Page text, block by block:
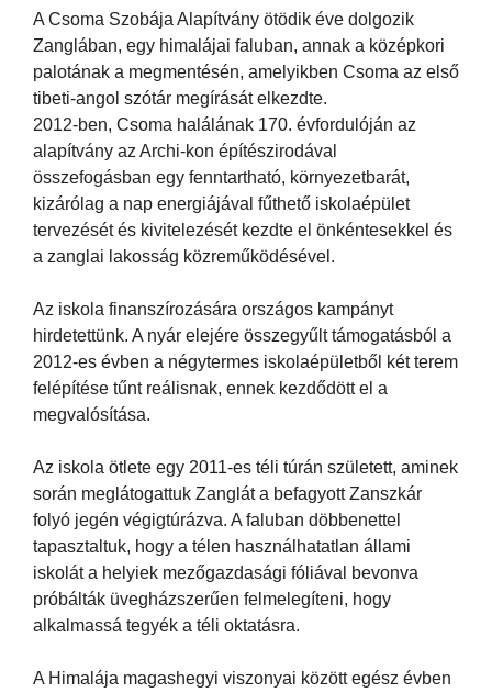
A Csoma Szobája Alapítvány ötödik éve dolgozik
Zanglában, egy himalájai faluban, annak a középkori
palotának a megmentésén, amelyikben Csoma az első
tibeti-angol szótár megírását elkezdte.
2012-ben, Csoma halálának 170. évfordulóján az
alapítvány az Archi-kon építészirodával
összefogásban egy fenntartható, környezetbarát,
kizárólag a nap energiájával fűthető iskolaépület
tervezését és kivitelezését kezdte el önkéntesekkel és
a zanglai lakosság közreműködésével.
Az iskola finanszírozására országos kampányt
hirdetettünk. A nyár elejére összegyűlt támogatásból a
2012-es évben a négytermes iskolaépületből két terem
felépítése tűnt reálisnak, ennek kezdődött el a
megvalósítása.
Az iskola ötlete egy 2011-es téli túrán született, aminek
során meglátogattuk Zanglát a befagyott Zanszkár
folyó jegén végigtúrázva. A faluban döbbenettel
tapasztaltuk, hogy a télen használhatatlan állami
iskolát a helyiek mezőgazdasági fóliával bevonva
próbálták üvegházszerűen felmelegíteni, hogy
alkalmassá tegyék a téli oktatásra.
A Himalája magashegyi viszonyai között egész évben